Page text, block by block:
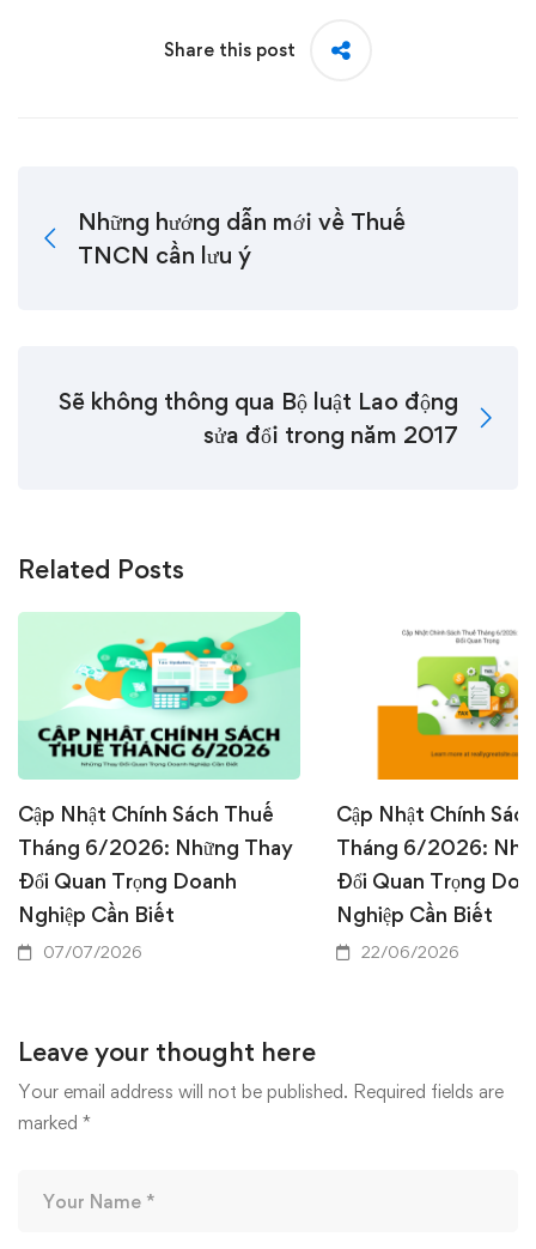
Share this post
Những hướng dẫn mới về Thuế
TNCN cần lưu ý
Sẽ không thông qua Bộ luật Lao động
sửa đổi trong năm 2017
Related Posts
Cập Nhật Chính Sách Thuế
Tháng 6/2026: Những Thay
Đổi Quan Trọng Doanh
Nghiệp Cần Biết
07/07/2026
Cập Nhật Chính
Tháng 6/2026:
Đổi Quan Trọng
Nghiệp Cần Biết
22/06/2026
Leave your thought here
Your email address will not be published. Required fields are
marked *